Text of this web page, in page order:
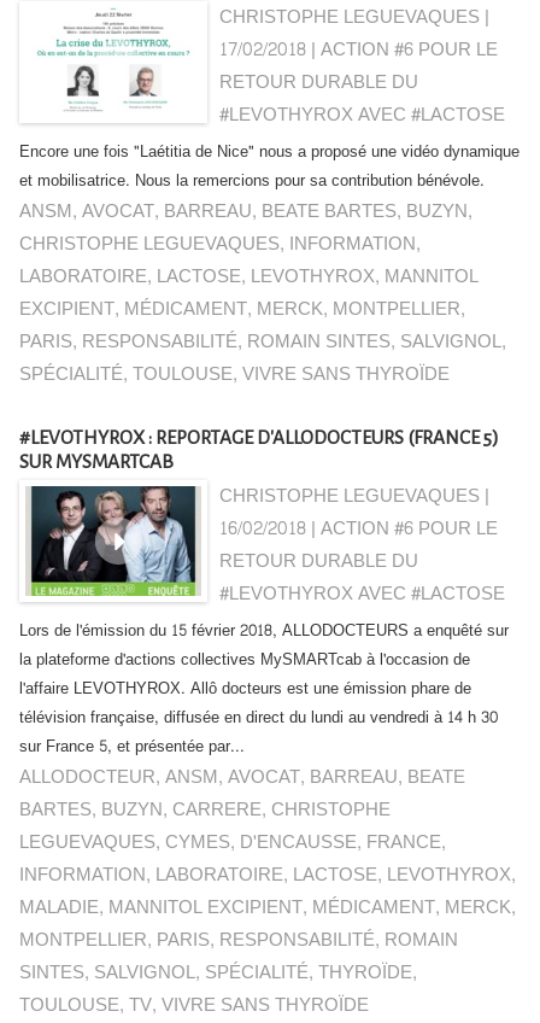
CHRISTOPHE LEGUEVAQUES |
17/02/2018|ACTION #6 POUR LE
RETOUR DURABLE DU
#LEVOTHYROX AVEC #LACTOSE
Encore une fois "Laétitia de Nice" nous a proposé une vidéo dynamique
et mobilisatrice. Nous la remercions pour sa contribution bénévole.
ANSM,AVOCAT, BARREAU, BEATE BARTES, BUZYN,
CHRISTOPHE LEGUEVAQUES, INFORMATION,
LABORATOIRE, LACTOSE, LEVOTHYROX, MANNITOL
EXCIPIENT, MÉDICAMENT, MERCK, MONTPELLIER,
PARIS, RESPONSABILITÉ, ROMAIN SINTES, SALVIGNOL,
SPÉCIALITÉ,TOULOUSE,VIVRE SANS THYROÏDE
#LEVOTHYROX : REPORTAGE D'ALLODOCTEURS (FRANCE 5)
SUR MYSMARTCAB
CHRISTOPHE LEGUEVAQUES |
16/02/2018|ACTION #6 POUR LE
RETOUR DURABLE DU
#LEVOTHYROX AVEC #LACTOSE
Lors de l'émission du 15 février 2018, ALLODOCTEURS a enquêté sur
la plateforme d'actions collectives MySMARTcab à l'occasion de
l'affaire LEVOTHYROX. Allô docteurs est une émission phare de
télévision française, diffusée en direct du lundi au vendredi à 14 h 30
sur France 5, et présentée par...
ALLODOCTEUR,ANSM,AVOCAT, BARREAU, BEATE
BARTES, BUZYN, CARRERE, CHRISTOPHE
LEGUEVAQUES, CYMES, D'ENCAUSSE, FRANCE,
INFORMATION, LABORATOIRE, LACTOSE, LEVOTHYROX,
MALADIE, MANNITOL EXCIPIENT, MÉDICAMENT, MERCK,
MONTPELLIER, PARIS, RESPONSABILITÉ, ROMAIN
SINTES, SALVIGNOL, SPÉCIALITÉ,THYROÏDE,
TOULOUSE,TV,VIVRE SANS THYROÏDE